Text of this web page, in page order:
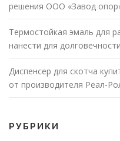
решения ООО «Завод
Термостойкая эмаль для
нанести для
Диспенсер для скотча
от производителя Реал-
РУБРИКИ